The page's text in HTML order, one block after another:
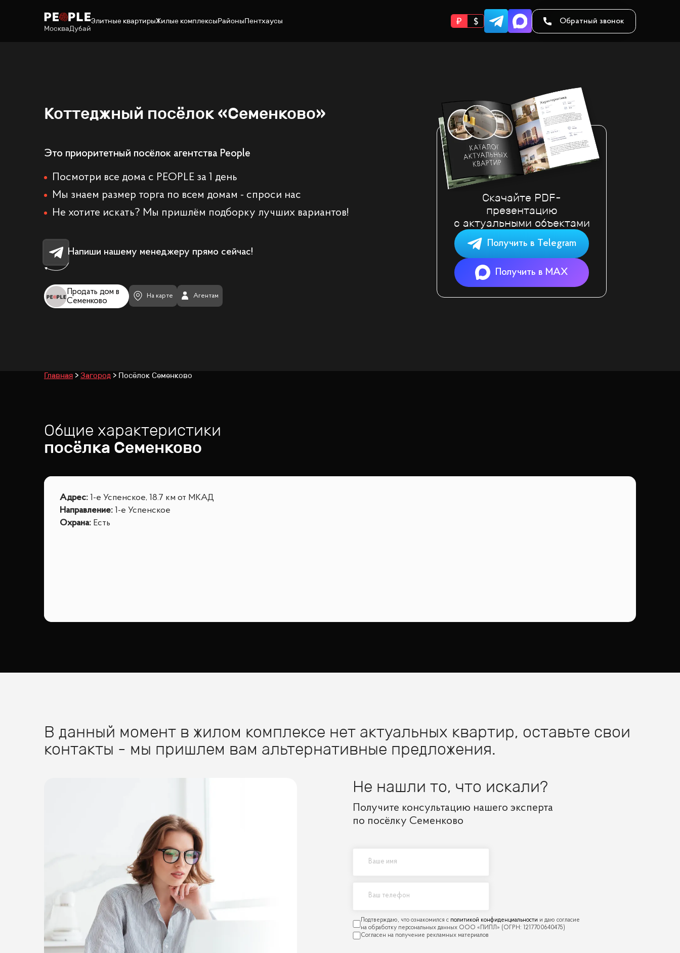
МоскваДубай
Элитные квартирыЖилые комплексыРайоныПентхаусы Обратный звонок
Коттеджный посёлок «Семенково»
Это приоритетный посёлок агентства People
Посмотри все дома с PEOPLE за 1 день
Мы знаем размер торга по всем домам - спроси нас
Не хотите искать? Мы пришлём подборку лучших вариантов!
Напиши нашему менеджеру прямо сейчас!
Продать дом в
Семенково
На карте Агентам
Скачайте PDF-
презентацию
с актуальными объектами
Получить в Telegram
Получить в MAX
Главная Загород Посёлок Семенково
Общие характеристики
посёлка Семенково
Адрес: 1-е Успенское, 18.7 км от МКАД
Направление: 1-е Успенское
Охрана: Есть
В данный момент в жилом комплексе нет актуальных квартир, оставьте свои
контакты - мы пришлем вам альтернативные предложения.
Не нашли то, что искали?
Получите консультацию нашего эксперта
по посёлку Семенково
политикой конфиденциальности